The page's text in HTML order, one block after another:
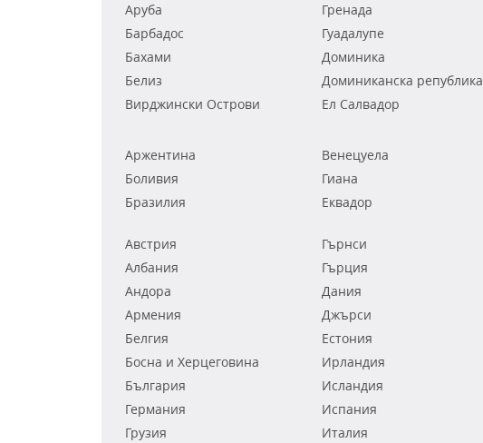
Аруба
Барбадос
Бахами
Белиз
Вирджински Острови
Гренада
Гуадалупе
Доминика
Доминиканска република
Ел Салвадор
Аржентина
Боливия
Бразилия
Венецуела
Гиана
Еквадор
Австрия
Албания
Андора
Армения
Белгия
Босна и Херцеговина
България
Германия
Грузия
Гърнси
Гърция
Дания
Джърси
Естония
Ирландия
Исландия
Испания
Италия